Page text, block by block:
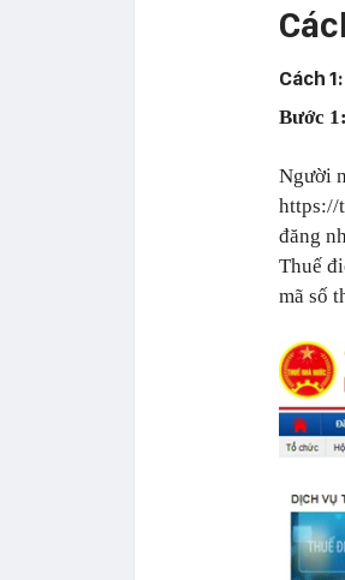
Cách
Bước 1:
Người
https://
đăng
Thuế
mã số